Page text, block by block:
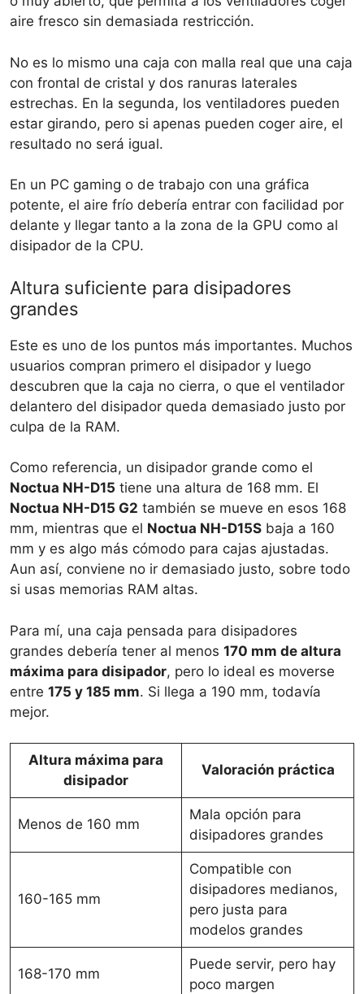
aire fresco sin demasiada restricción.
No es lo mismo una caja con malla real que una caja
con frontal de cristal y dos ranuras laterales
estrechas. En la segunda, los ventiladores pueden
estar girando, pero si apenas pueden coger aire, el
resultado no será igual.
En un PC gaming o de trabajo con una gráfica
potente, el aire frío debería entrar con facilidad por
delante y llegar tanto a la zona de la GPU como al
disipador de la CPU.
Altura suficiente para disipadores
grandes
Este es uno de los puntos más importantes. Muchos
usuarios compran primero el disipador y luego
descubren que la caja no cierra, o que el ventilador
delantero del disipador queda demasiado justo por
culpa de la RAM.
Como referencia, un disipador grande como el
Noctua NH-D15 tiene una altura de 168 mm. El
Noctua NH-D15 G2 también se mueve en esos 168
mm, mientras que el Noctua NH-D15S baja a 160
mm y es algo más cómodo para cajas ajustadas.
Aun así, conviene no ir demasiado justo, sobre todo
si usas memorias RAM altas.
Para mí, una caja pensada para disipadores
grandes debería tener al menos 170 mm de altura
máxima para disipador, pero lo ideal es moverse
entre 175 y 185 mm. Si llega a 190 mm, todavía
mejor.
Altura máxima para
disipador
Valoración práctica
Menos de 160 mm
Mala opción para
disipadores grandes
160-165 mm
Compatible con
disipadores medianos,
pero justa para
modelos grandes
168-170 mm
Puede servir, pero hay
poco margen